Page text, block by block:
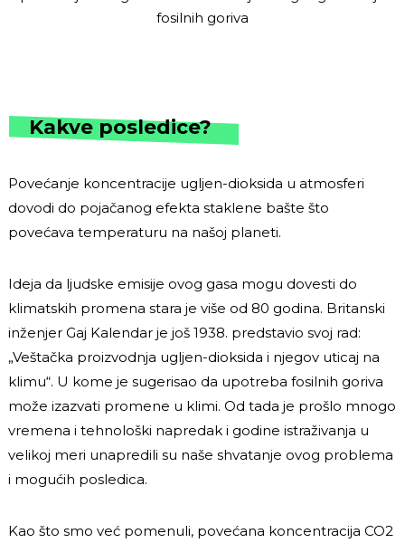
fosilnih goriva
Kakve posledice?
Povećanje koncentracije ugljen-dioksida u atmosferi
dovodi do pojačanog efekta staklene bašte što
povećava temperaturu na našoj planeti.
Ideja da ljudske emisije ovog gasa mogu dovesti do
klimatskih promena stara je više od 80 godina. Britanski
inženjer Gaj Kalendar je još 1938. predstavio svoj rad:
„Veštačka proizvodnja ugljen-dioksida i njegov uticaj na
klimu“. U kome je sugerisao da upotreba fosilnih goriva
može izazvati promene u klimi. Od tada je prošlo mnogo
vremena i tehnološki napredak i godine istraživanja u
velikoj meri unapredili su naše shvatanje ovog problema
i mogućih posledica.
Kao što smo već pomenuli, povećana koncentracija CO2